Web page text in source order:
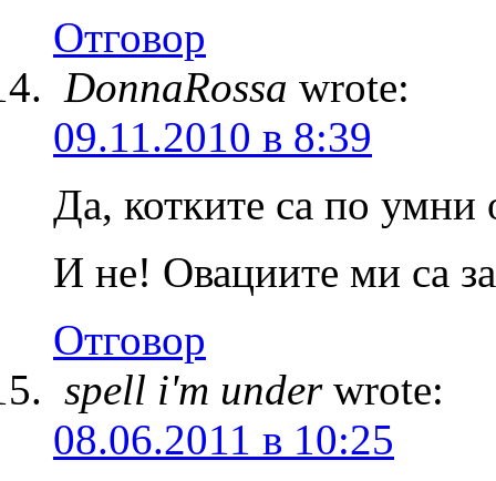
Отговор
DonnaRossa wrote:
09.11.2010 в 8:39
Да, котките са по умни
И не! Овациите ми са
Отговор
spell i'm under wrote:
08.06.2011 в 10:25